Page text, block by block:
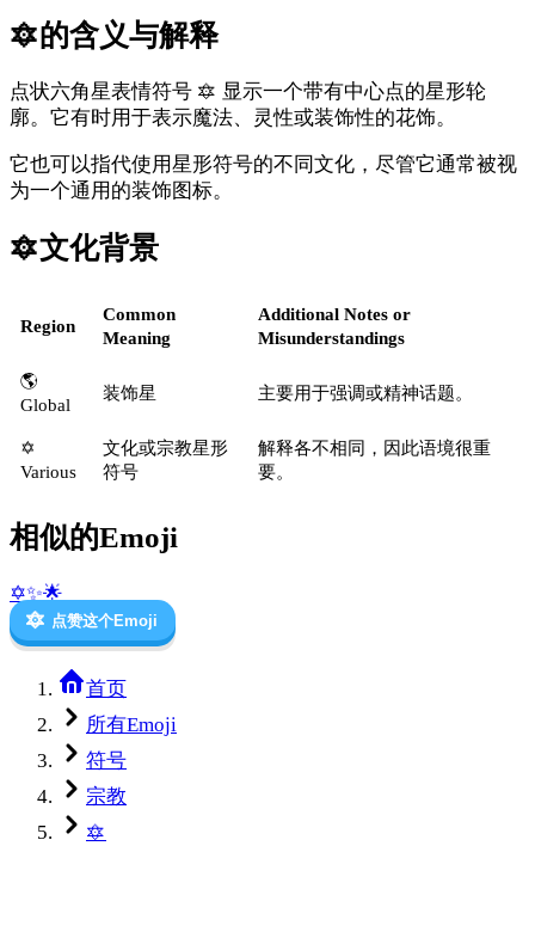
🔯的含义与解释
点状六角星表情符号 🔯 显示一个带有中心点的星形轮
廓。它有时用于表示魔法、灵性或装饰性的花饰。
它也可以指代使用星形符号的不同文化，尽管它通常被视
为一个通用的装饰图标。
🔯文化背景
Region
Common
Meaning
Additional Notes or
Misunderstandings
🌎
Global
装饰星 主要用于强调或精神话题。
✡️
Various
文化或宗教星形
符号
解释各不相同，因此语境很重
要。
相似的Emoji
✡️✨🌟
🔯 点赞这个Emoji
首页
所有Emoji
符号
宗教
🔯